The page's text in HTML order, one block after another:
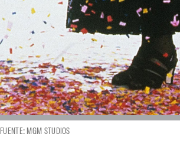
FUENTE: MGM STUDIOS